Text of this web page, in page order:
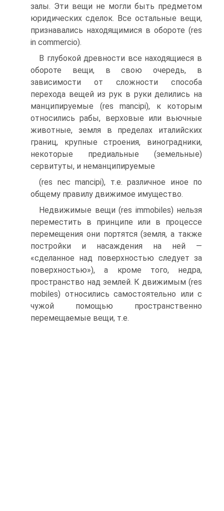
залы. Эти вещи не могли быть предметом
юридических сделок. Все осталь­ные вещи,
признавались находящимися в обороте (res
in commercio).
В глубокой древности все находящиеся в
обороте вещи, в свою очередь, в
зависимости от сложности способа
перехода вещей из рук в руки делились на
манципируемые (res mancipi), к которым
относились рабы, верховые или вьючные
животные, земля в пре­делах италийских
границ, крупные строения, виноградники,
не­которые предиальные (земельные)
сервитуты, и неманципируемые
(res nec mancipi), т.е. различное иное по
общему правилу дви­жимое имущество.
Недвижимые вещи (res immobiles) нельзя
переместить в прин­ципе или в процессе
перемещения они портятся (земля, а также
постройки и насаждения на ней —
«сделанное над поверхно­стью следует за
поверхностью»), а кроме того, недра,
простран­ство над землей. К движимым (res
mobiles) относились самостоя­тельно или с
чужой помощью пространственно
перемещаемые вещи, т.е.